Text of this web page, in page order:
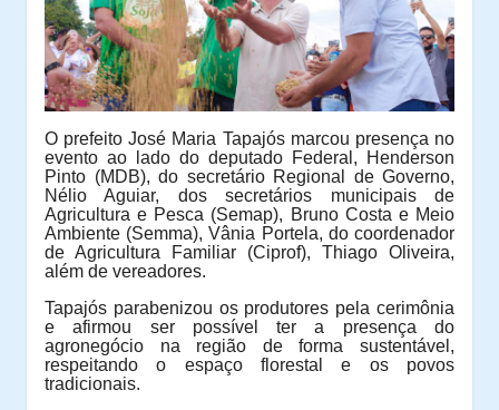
O prefeito José Maria Tapajós marcou presença no
evento ao lado do deputado Federal, Henderson
Pinto (MDB), do secretário Regional de Governo,
Nélio Aguiar, dos secretários municipais de
Agricultura e Pesca (Semap), Bruno Costa e Meio
Ambiente (Semma), Vânia Portela, do coordenador
de Agricultura Familiar (Ciprof), Thiago Oliveira,
além de vereadores.
Tapajós parabenizou os produtores pela cerimônia
e afirmou ser possível ter a presença do
agronegócio na região de forma sustentável,
respeitando o espaço florestal e os povos
tradicionais.